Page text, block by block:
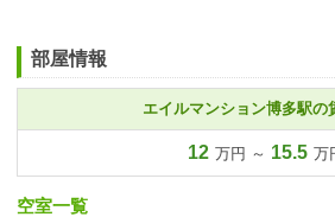
部屋情報
エイルマンション博多駅の
12 万円 ～ 15.5 万
空室一覧